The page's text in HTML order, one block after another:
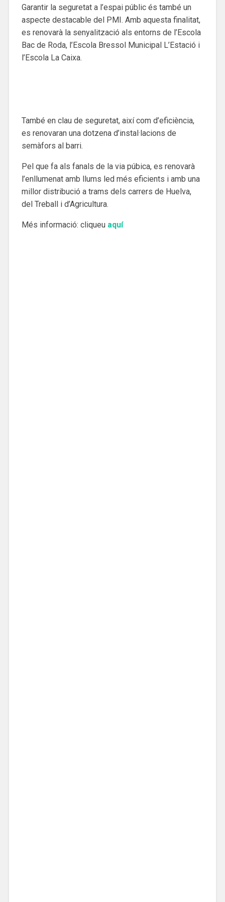
Garantir la seguretat a l’espai públic és també un
aspecte destacable del PMI. Amb aquesta finalitat,
es renovarà la senyalització als entorns de l’Escola
Bac de Roda, l’Escola Bressol Municipal L’Estació i
l’Escola La Caixa.
També en clau de seguretat, així com d’eficiència,
es renovaran una dotzena d’instal·lacions de
semàfors al barri.
Pel que fa als fanals de la via púbica, es renovarà
l’enllumenat amb llums led més eficients i amb una
millor distribució a trams dels carrers de Huelva,
del Treball i d’Agricultura.
Més informació: cliqueu aquí